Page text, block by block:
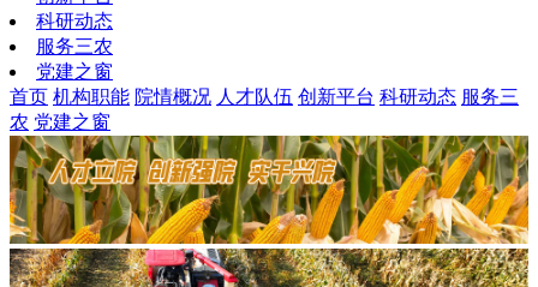
科研动态
服务三农
党建之窗
首页 机构职能 院情概况 人才队伍 创新平台 科研动态 服务三
农 党建之窗